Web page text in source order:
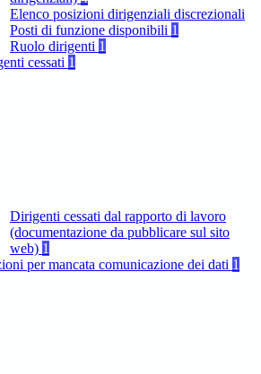
Elenco posizioni dirigenziali discrezionali
Posti di funzione disponibili 1
Ruolo dirigenti 1
cessati 1
Dirigenti cessati dal rapporto di lavoro
(documentazione da pubblicare sul sito
web) 1
per mancata comunicazione dei dati 1